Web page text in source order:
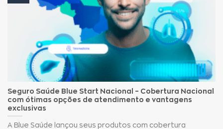
Seguro Saúde Blue Start Nacional – Cobertura Nacional
com ótimas opções de atendimento e vantagens
exclusivas
A Blue Saúde lançou seus produtos com cobertura